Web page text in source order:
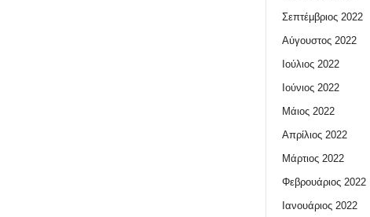
Σεπτέμβριος 2022
Αύγουστος 2022
Ιούλιος 2022
Ιούνιος 2022
Μάιος 2022
Απρίλιος 2022
Μάρτιος 2022
Φεβρουάριος 2022
Ιανουάριος 2022